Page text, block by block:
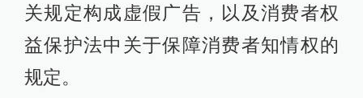
关规定构成虚假广告，以及消费者权
益保护法中关于保障消费者知情权的
规定。